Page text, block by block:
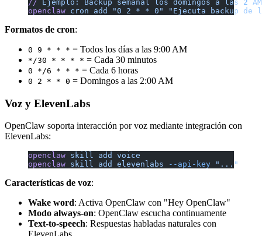
// Ejemplo: Backup semanal los domingos a las 2 AM
openclaw cron add "0 2 * * 0" "Ejecuta backup de
Formatos de cron:
0 9 * * * = Todos los días a las 9:00 AM
*/30 * * * * = Cada 30 minutos
0 */6 * * * = Cada 6 horas
0 2 * * 0 = Domingos a las 2:00 AM
Voz y ElevenLabs
OpenClaw soporta interacción por voz mediante integración con
ElevenLabs:
openclaw skill add
voice
openclaw skill add elevenlabs --api-key "..."
Características de voz:
Wake word: Activa OpenClaw con "Hey OpenClaw"
Modo always-on: OpenClaw escucha continuamente
Text-to-speech: Respuestas habladas naturales con